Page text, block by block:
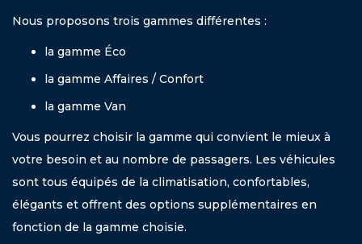
Nous proposons trois gammes différentes :
la gamme Éco
la gamme Affaires / Confort
la gamme Van
Vous pourrez choisir la gamme qui convient le mieux à
votre besoin et au nombre de passagers. Les véhicules
sont tous équipés de la climatisation, confortables,
élégants et offrent des options supplémentaires en
fonction de la gamme choisie.